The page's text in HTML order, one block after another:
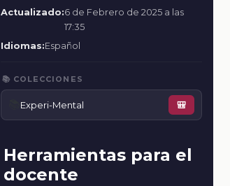
Actualizado:6 de Febrero de 2025 a las
17:35
Idiomas:Español
📚 COLECCIONES
Experi-Mental 🎒
Herramientas para el
docente